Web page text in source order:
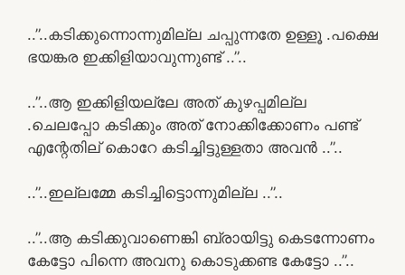
..”..കടിക്കുന്നൊന്നുമില്ല ചപ്പുന്നതേ ഉള്ളൂ .പക്ഷെ
ഭയങ്കര ഇക്കിളിയാവുന്നുണ്ട് ..”..
..”..ആ ഇക്കിളിയല്ലേ അത് കുഴപ്പമില്ല
.ചെലപ്പോ കടിക്കും അത് നോക്കിക്കോണം പണ്ട്
എന്റേതില് കൊറേ കടിച്ചിട്ടുള്ളതാ അവൻ ..”..
..”..ഇല്ലമ്മേ കടിച്ചിട്ടൊന്നുമില്ല ..”..
..”..ആ കടിക്കുവാണെങ്കി ബ്രായിട്ടു കെടന്നോണം
കേട്ടോ പിന്നെ അവനു കൊടുക്കണ്ട കേട്ടോ ..”..